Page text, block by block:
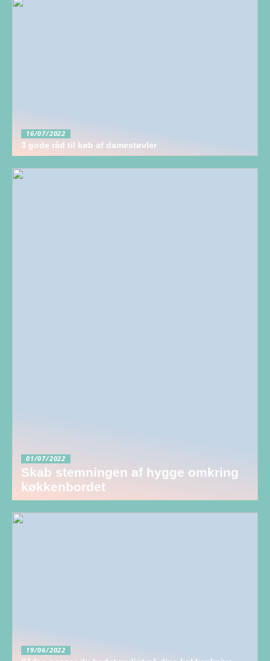
16/07/2022
3 gode råd til køb af damestøvler
01/07/2022
Skab stemningen af hygge omkring
køkkenbordet
19/06/2022